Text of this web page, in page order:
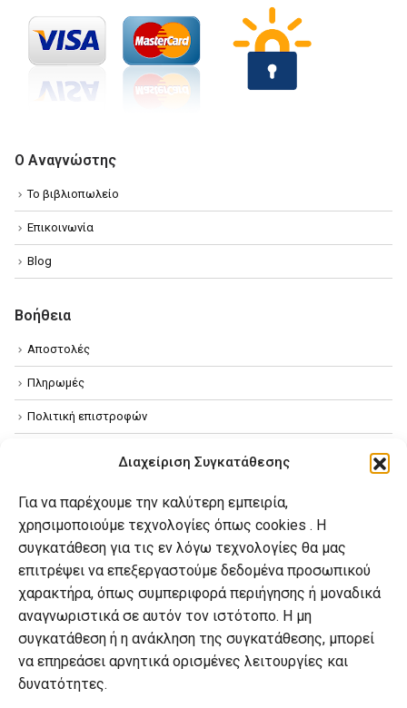
Διαχείριση Συγκατάθεσης
Για να παρέχουμε την καλύτερη εμπειρία,
χρησιμοποιούμε τεχνολογίες όπως cookies . Η
συγκατάθεση για τις εν λόγω τεχνολογίες θα μας
επιτρέψει να επεξεργαστούμε δεδομένα προσωπικού
χαρακτήρα, όπως συμπεριφορά περιήγησης ή μοναδικά
αναγνωριστικά σε αυτόν τον ιστότοπο. Η μη
συγκατάθεση ή η ανάκληση της συγκατάθεσης, μπορεί
να επηρεάσει αρνητικά ορισμένες λειτουργίες και
δυνατότητες.
Ο Αναγνώστης
Το βιβλιοπωλείο
Επικοινωνία
Blog
Βοήθεια
Αποστολές
Πληρωμές
Πολιτική επιστροφών
Πολιτική Cookies
Ο λογαριασμός μου
Ο λογαριασμός μου
Οι παραγγελίες μου
Λίστα επιθυμιών